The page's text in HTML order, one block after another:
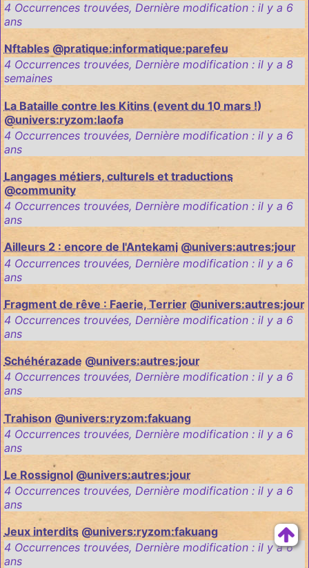
4 Occurrences trouvées, Dernière modification : il y a 6
ans
Nftables @pratique:informatique:parefeu
4 Occurrences trouvées, Dernière modification : il y a 8
semaines
La Bataille contre les Kitins (event du 10 mars !)
@univers:ryzom:laofa
4 Occurrences trouvées, Dernière modification : il y a 6
ans
Langages métiers, culturels et traductions
@community
4 Occurrences trouvées, Dernière modification : il y a 6
ans
Ailleurs 2 : encore de l'Antekami @univers:autres:jour
4 Occurrences trouvées, Dernière modification : il y a 6
ans
Fragment de rêve : Faerie, Terrier @univers:autres:jour
4 Occurrences trouvées, Dernière modification : il y a 6
ans
Schéhérazade @univers:autres:jour
4 Occurrences trouvées, Dernière modification : il y a 6
ans
Trahison @univers:ryzom:fakuang
4 Occurrences trouvées, Dernière modification : il y a 6
ans
Le Rossignol @univers:autres:jour
4 Occurrences trouvées, Dernière modification : il y a 6
ans
Jeux interdits @univers:ryzom:fakuang
4 Occurrences trouvées, Dernière modification : il y a 6
ans